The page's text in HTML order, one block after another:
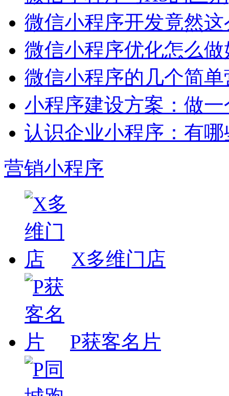
微信小程序开发竟然这
微信小程序优化怎么做
微信小程序的几个简
小程序建设方案：做
认识企业小程序：有
营销小程序
X多维门店
P获客名片